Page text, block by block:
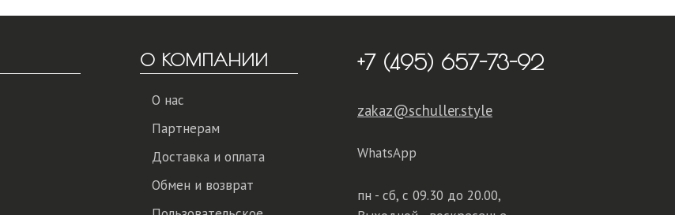
О КОМПАНИИ
О нас
Партнерам
Доставка и оплата
Обмен и возврат
+7 (495) 657-73-92
zakaz@schuller.style
WhatsApp
пн - сб, с 09.30 до 20.00,